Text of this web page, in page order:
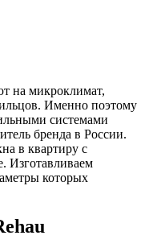
на микроклимат,
Именно поэтому
системами
бренда в России.
в квартиру с
Изготавливаем
которых